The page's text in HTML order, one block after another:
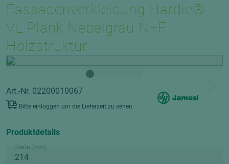
Fassadenverkleidung Hardie®
VL Plank Nebelgrau N+F
Holzstruktur
Art.-Nr. 02200010067
Bitte einloggen um die Lieferzeit zu sehen.
Produktdetails
Breite (mm)